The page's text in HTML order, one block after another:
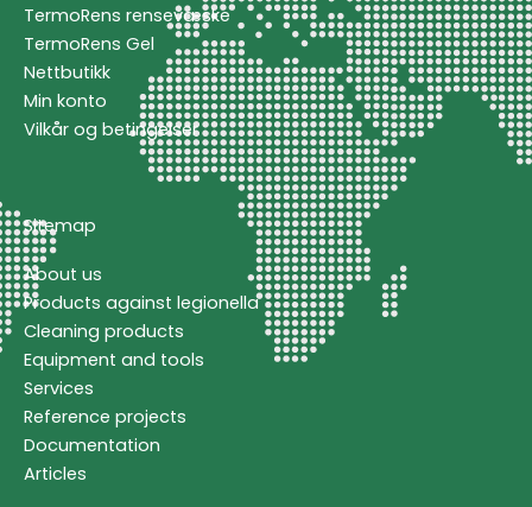
TermoRens rensevæske
TermoRens Gel
Nettbutikk
Min konto
Vilkår og betingelser
Sitemap
About us
Products against legionella
Cleaning products
Equipment and tools
Services
Reference projects
Documentation
Articles